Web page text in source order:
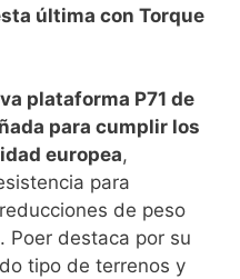
última con Torque
plataforma P71 de
para cumplir los
europea,
para
de peso
Poer destaca por su
tipo de terrenos y